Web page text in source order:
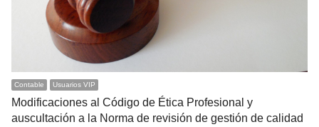
Contable Usuarios VIP
Modificaciones al Código de Ética Profesional y
auscultación a la Norma de revisión de gestión de calidad